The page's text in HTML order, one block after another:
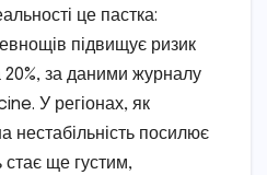
це пастка:
підвищує ризик
за даними журналу
У регіонах, як
нестабільність посилює
стає ще густим,